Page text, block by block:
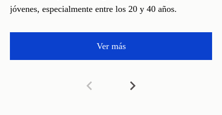
jóvenes, especialmente entre los 20 y 40 años.
Ver más